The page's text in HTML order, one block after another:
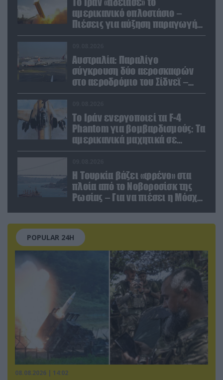
αμερικανικό οπλοστάσιο –
Πιέσεις για αύξηση παραγωγής
Patriot και THAAD
Αυστραλία: Παραλίγο
σύγκρουση δύο αεροσκαφών
στο αεροδρόμιο του Σίδνεϊ –
Ένας τραυματίας (βίντεο)
Το Ιράν ενεργοποιεί τα F-4
Phantom για βομβαρδισμούς: Τα
αμερικανικά μαχητικά σε
ετοιμότητα να χτυπήσουν
Η Τουρκία βάζει «φρένο» στα
πλοία από το Νοβοροσίσκ της
Ρωσίας – Για να πιέσει η Μόσχα
POPULAR 24H
08.08.2026 | 14:02